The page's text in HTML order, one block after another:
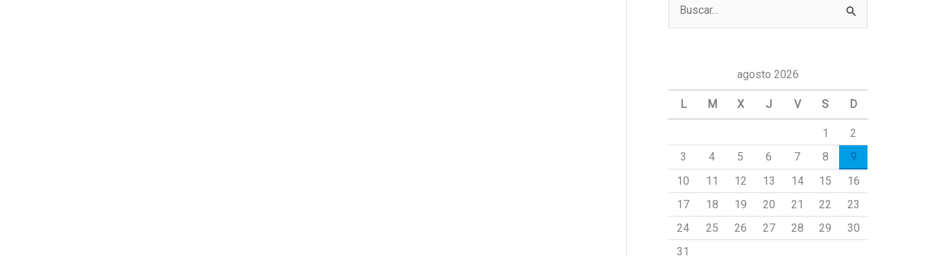
a
agosto 2026
L M X J V S D
1
2
3
4 5 6 7 8
9
10
11 12 13 14 15
16
17
18 19 20 21 22
23
24
25 26 27 28 29
30
31